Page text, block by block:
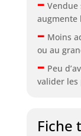
Vendue
augmente
– Moins
ou au
– Peu
valider les
Fiche